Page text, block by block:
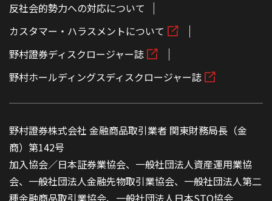
反社会的勢力への対応について
カスタマー・ハラスメントについて
野村證券ディスクロージャー誌
野村ホールディングスディスクロージャー誌
野村證券株式会社 金融商品取引業者 関東財務局長（金
商）第142号
加入協会／日本証券業協会、一般社団法人資産運用業協
会、一般社団法人金融先物取引業協会、一般社団法人第二